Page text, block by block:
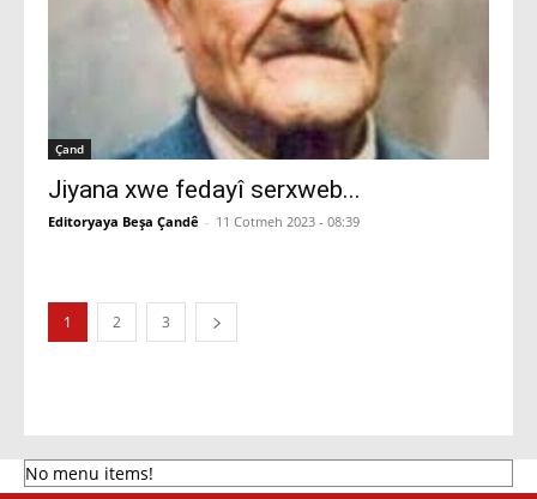
Çand
Jiyana xwe fedayî serxweb...
Editoryaya Beşa Çandê - 11 Cotmeh 2023 - 08:39
1 2 3
No menu items!